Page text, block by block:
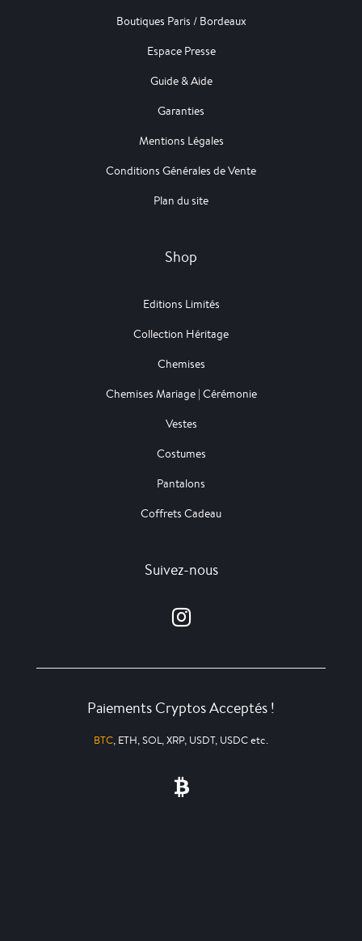
Boutiques Paris / Bordeaux
Espace Presse
Guide & Aide
Garanties
Mentions Légales
Conditions Générales de Vente
Plan du site
Shop
Editions Limités
Collection Héritage
Chemises
Chemises Mariage | Cérémonie
Vestes
Costumes
Pantalons
Coffrets Cadeau
Suivez-nous
Paiements Cryptos Acceptés !
BTC, ETH, SOL, XRP, USDT, USDC etc.